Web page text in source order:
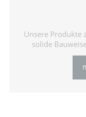
Unsere Produkte
solide